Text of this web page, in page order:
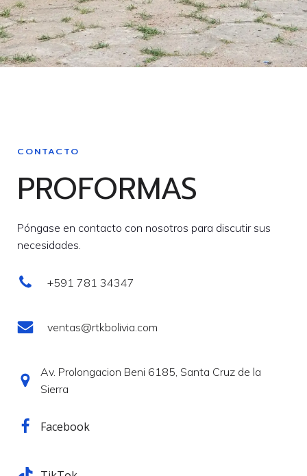
CONTACTO
PROFORMAS
Póngase en contacto con nosotros para discutir sus
necesidades.
+591 781 34347
ventas@rtkbolivia.com
Av. Prolongacion Beni 6185, Santa Cruz de la
Sierra
Facebook